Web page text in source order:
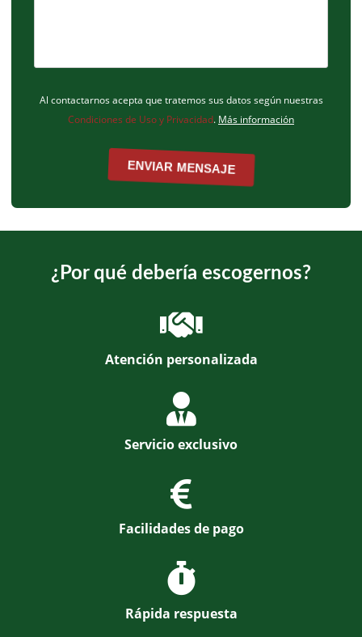
Al contactarnos acepta que tratemos sus datos según nuestras
Condiciones de Uso y Privacidad. Más información
¿Por qué debería escogernos?
Atención personalizada
Servicio exclusivo
Facilidades de pago
Rápida respuesta